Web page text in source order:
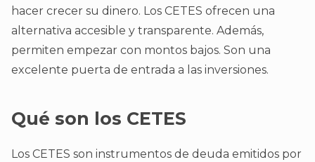
hacer crecer su dinero. Los CETES ofrecen una
alternativa accesible y transparente. Además,
permiten empezar con montos bajos. Son una
excelente puerta de entrada a las inversiones.
Qué son los CETES
Los CETES son instrumentos de deuda emitidos por